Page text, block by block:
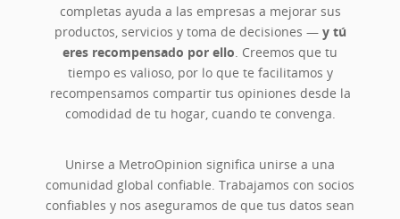
completas ayuda a las empresas a mejorar sus
productos, servicios y toma de decisiones — y tú
eres recompensado por ello. Creemos que tu
tiempo es valioso, por lo que te facilitamos y
recompensamos compartir tus opiniones desde la
comodidad de tu hogar, cuando te convenga.
Unirse a MetroOpinion significa unirse a una
comunidad global confiable. Trabajamos con socios
confiables y nos aseguramos de que tus datos sean